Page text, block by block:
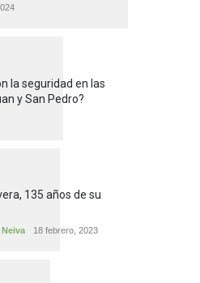
la seguridad en las
y San Pedro?
135 años de su
Neiva 18 febrero, 2023